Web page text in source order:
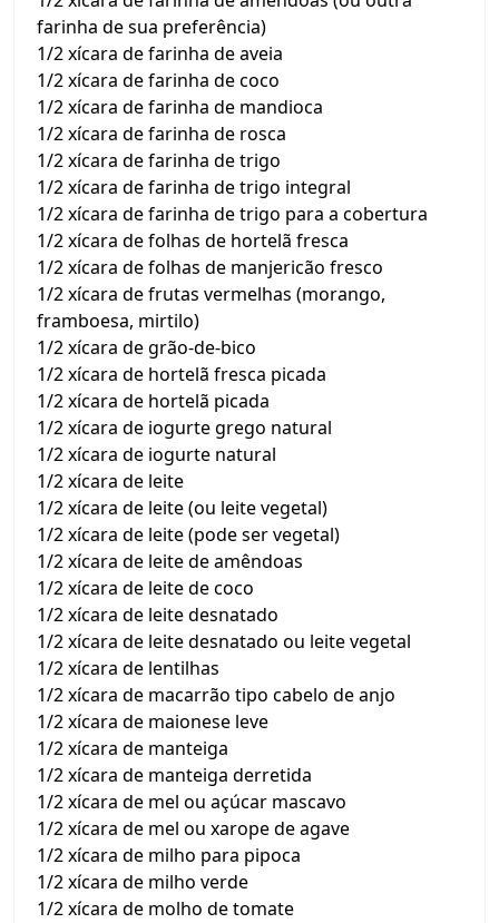
farinha de sua preferência)
1/2 xícara de farinha de aveia
1/2 xícara de farinha de coco
1/2 xícara de farinha de mandioca
1/2 xícara de farinha de rosca
1/2 xícara de farinha de trigo
1/2 xícara de farinha de trigo integral
1/2 xícara de farinha de trigo para a cobertura
1/2 xícara de folhas de hortelã fresca
1/2 xícara de folhas de manjericão fresco
1/2 xícara de frutas vermelhas (morango,
framboesa, mirtilo)
1/2 xícara de grão-de-bico
1/2 xícara de hortelã fresca picada
1/2 xícara de hortelã picada
1/2 xícara de iogurte grego natural
1/2 xícara de iogurte natural
1/2 xícara de leite
1/2 xícara de leite (ou leite vegetal)
1/2 xícara de leite (pode ser vegetal)
1/2 xícara de leite de amêndoas
1/2 xícara de leite de coco
1/2 xícara de leite desnatado
1/2 xícara de leite desnatado ou leite vegetal
1/2 xícara de lentilhas
1/2 xícara de macarrão tipo cabelo de anjo
1/2 xícara de maionese leve
1/2 xícara de manteiga
1/2 xícara de manteiga derretida
1/2 xícara de mel ou açúcar mascavo
1/2 xícara de mel ou xarope de agave
1/2 xícara de milho para pipoca
1/2 xícara de milho verde
1/2 xícara de molho de tomate